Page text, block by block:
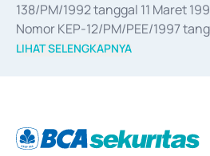
138/PM/1992 tanggal 11 Maret
Nomor KEP-12/PM/PEE/1997
merger, akuisisi, divestasi, dan
LIHAT SELENGKAPNYA